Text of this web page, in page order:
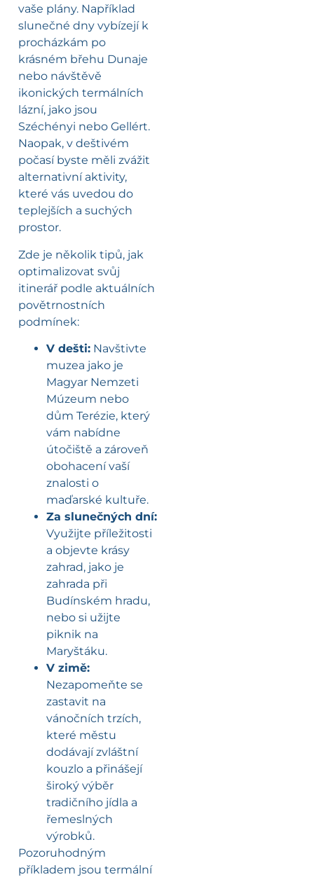
vaše plány. Například
slunečné dny vybízejí k
procházkám po
krásném břehu Dunaje
nebo návštěvě
ikonických termálních
lázní, jako jsou
Széchényi nebo Gellért.
Naopak, v deštivém
počasí byste měli zvážit
alternativní aktivity,
které vás uvedou do
teplejších a suchých
prostor.
Zde je několik tipů, jak
optimalizovat svůj
itinerář podle aktuálních
povětrnostních
podmínek:
V dešti: Navštivte
muzea jako je
Magyar Nemzeti
Múzeum nebo
dům Terézie, který
vám nabídne
útočiště a zároveň
obohacení vaší
znalosti o
maďarské kultuře.
Za slunečných dní:
Využijte příležitosti
a objevte krásy
zahrad, jako je
zahrada při
Budínském hradu,
nebo si užijte
piknik na
Maryštáku.
V zimě:
Nezapomeňte se
zastavit na
vánočních trzích,
které městu
dodávají zvláštní
kouzlo a přinášejí
široký výběr
tradičního jídla a
řemeslných
výrobků.
Pozoruhodným
příkladem jsou termální